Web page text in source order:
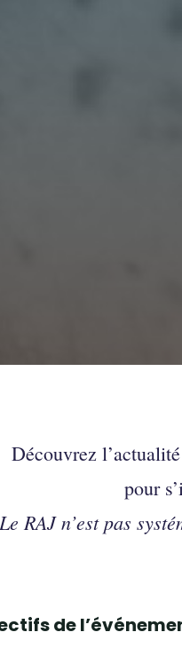
Découvrez
pour
RAJ n’est pas
de